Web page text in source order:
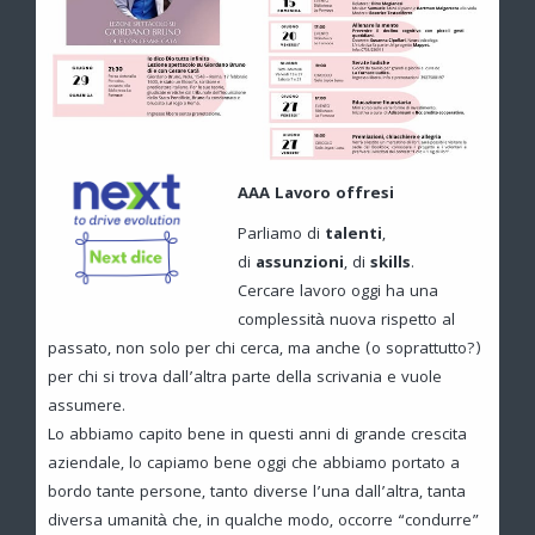
AAA Lavoro offresi
Parliamo di talenti,
di assunzioni, di skills.
Cercare lavoro oggi ha una
complessità nuova rispetto al
passato, non solo per chi cerca, ma anche (o soprattutto?)
per chi si trova dall’altra parte della scrivania e vuole
assumere.
Lo abbiamo capito bene in questi anni di grande crescita
aziendale, lo capiamo bene oggi che abbiamo portato a
bordo tante persone, tanto diverse l’una dall’altra, tanta
diversa umanità che, in qualche modo, occorre “condurre”